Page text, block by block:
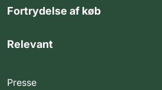
Fortrydelse af køb
Relevant
Presse